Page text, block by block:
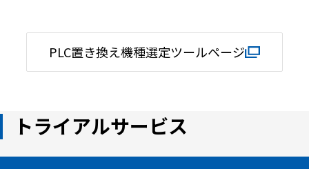
PLC置き換え機種選定ツールページ
トライアルサービス